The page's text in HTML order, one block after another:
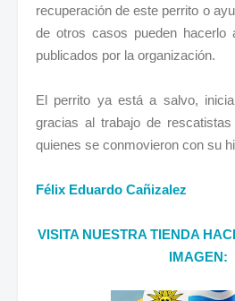
recuperación de este perrito o
de otros casos pueden hacerlo
publicados por la organización.
El perrito ya está a salvo,
gracias al trabajo de
quienes se conmovieron con su
Félix Eduardo Cañizalez
VISITA NUESTRA TIENDA
IMAGEN: